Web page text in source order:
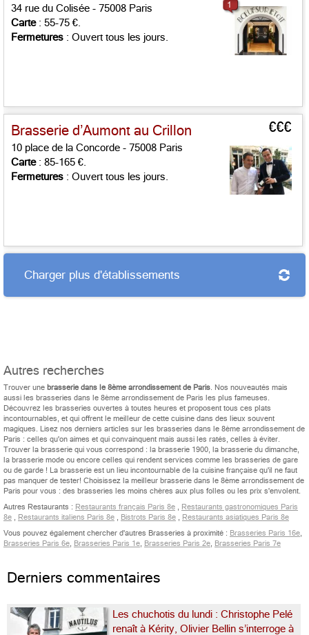
34 rue du Colisée - 75008 Paris
Carte: 55-75 €.
Fermetures : Ouvert tous les jours.
1
Brasserie d’Aumont au Crillon €€€
10 place de la Concorde - 75008 Paris
Carte: 85-165 €.
Fermetures : Ouvert tous les jours.
Charger plus d'établissements
Autres recherches
Trouver une brasserie dans le 8ème arrondissement de Paris. Nos nouveautés mais
aussi les brasseries dans le 8ème arrondissement de Paris les plus fameuses.
Découvrez les brasseries ouvertes à toutes heures et proposent tous ces plats
incontournables, et qui offrent le meilleur de cette cuisine dans des lieux souvent
magiques. Lisez nos derniers articles sur les brasseries dans le 8ème arrondissement de
Paris : celles qu'on aimes et qui convainquent mais aussi les ratés, celles à éviter.
Trouver la brasserie qui vous correspond : la brasserie 1900, la brasserie du dimanche,
la brasserie mode ou encore celles qui rendent services comme les brasseries de gare
ou de garde ! La brasserie est un lieu incontournable de la cuisine française qu'il ne faut
pas manquer de tester! Choisissez la meilleur brasserie dans le 8ème arrondissement de
Paris pour vous : des brasseries les moins chères aux plus folles ou les prix s'envolent.
Autres Restaurants : Restaurants français Paris 8e , Restaurants gastronomiques Paris
8e , Restaurants italiens Paris 8e , Bistrots Paris 8e , Restaurants asiatiques Paris 8e
Vous pouvez également chercher d'autres Brasseries à proximité : Brasseries Paris 16e,
Brasseries Paris 6e, Brasseries Paris 1e, Brasseries Paris 2e, Brasseries Paris 7e
Derniers commentaires
Les chuchotis du lundi : Christophe Pelé
renaît à Kérity, Olivier Bellin s’interroge à